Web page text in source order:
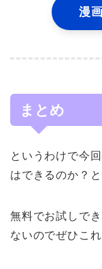
漫
まとめ
というわけで今
はできるのか？
無料でお試しで
ないのでぜひこ